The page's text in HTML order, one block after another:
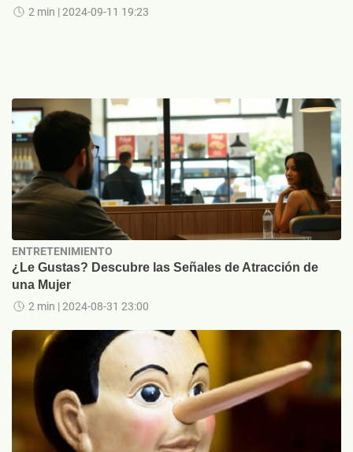
2 min | 2024-09-11 19:23
ENTRETENIMIENTO
¿Le Gustas? Descubre las Señales de Atracción de
una Mujer
2 min | 2024-08-31 23:00